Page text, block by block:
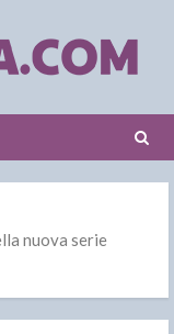
nuova serie